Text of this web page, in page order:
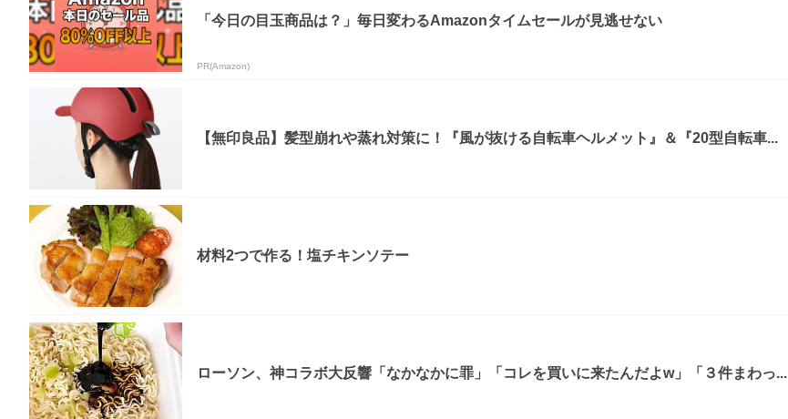
「今日の目玉商品は？」毎日変わるAmazonタイムセールが見逃せない
PR(Amazon)
【無印良品】髪型崩れや蒸れ対策に！『風が抜ける自転車ヘルメット』＆『20型自転車...
材料2つで作る！塩チキンソテー
ローソン、神コラボ大反響「なかなかに罪」「コレを買いに来たんだよw」「３件まわっ...